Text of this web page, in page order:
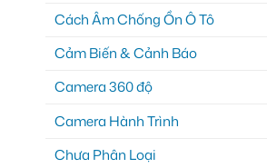
Cách Âm Chống Ồn Ô Tô
Cảm Biến & Cảnh Báo
Camera 360 độ
Camera Hành Trình
Chưa Phân Loại